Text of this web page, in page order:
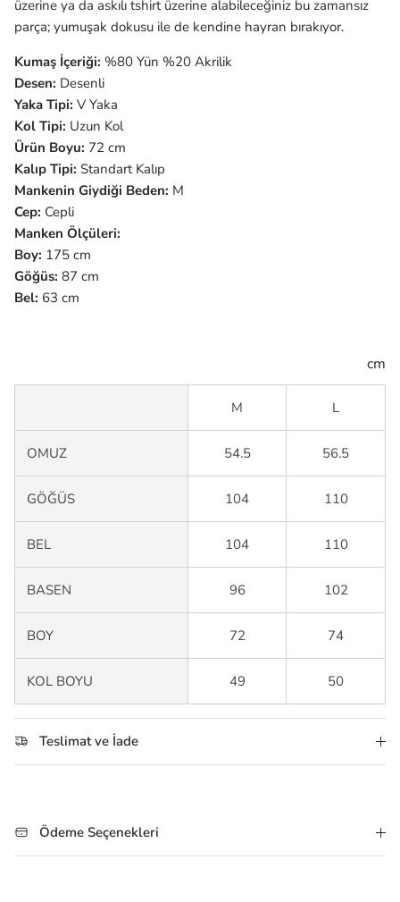
üzerine ya da askılı tshirt üzerine alabileceğiniz bu zamansız
parça; yumuşak dokusu ile de kendine hayran bırakıyor.
Kumaş İçeriği: %80 Yün %20 Akrilik
Desen: Desenli
Yaka Tipi: V Yaka
Kol Tipi: Uzun Kol
Ürün Boyu: 72 cm
Kalıp Tipi: Standart Kalıp
Mankenin Giydiği Beden: M
Cep: Cepli
Manken Ölçüleri:
Boy: 175 cm
Göğüs: 87 cm
Bel: 63 cm
cm
M L
OMUZ 54.5 56.5
GÖĞÜS 104 110
BEL 104 110
BASEN 96 102
BOY 72 74
KOL BOYU 49 50
Teslimat ve İade
Ödeme Seçenekleri